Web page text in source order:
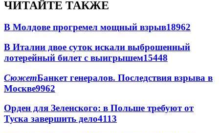
ЧИТАЙТЕ ТАКЖЕ
В Молдове прогремел мощный взрыв18962
В Италии двое суток искали выброшенный
лотерейный билет с выигрышем15448
СюжетБанкет генералов. Последствия взрыва в
Москве9962
Орден для Зеленского: в Польше требуют от
Туска завершить дело4113